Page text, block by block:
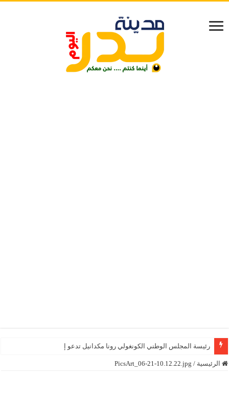
رئيسة المجلس الوطني الكونغولي رونا مكدانيل تدعو إلى التحلي با
الرئيسية /
PicsArt_06-21-10.12.22.jpg